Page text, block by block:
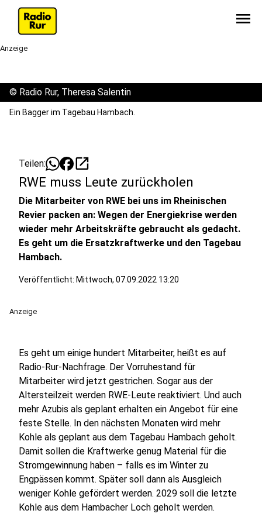
menu
Anzeige
© Radio Rur, Theresa Salentin
Ein Bagger im Tagebau Hambach.
Teilen: open_in_new
RWE muss Leute zurückholen
Die Mitarbeiter von RWE bei uns im Rheinischen
Revier packen an: Wegen der Energiekrise werden
wieder mehr Arbeitskräfte gebraucht als gedacht.
Es geht um die Ersatzkraftwerke und den Tagebau
Hambach.
Veröffentlicht: Mittwoch, 07.09.2022 13:20
Anzeige
Es geht um einige hundert Mitarbeiter, heißt es auf
Radio-Rur-Nachfrage. Der Vorruhestand für
Mitarbeiter wird jetzt gestrichen. Sogar aus der
Altersteilzeit werden RWE-Leute reaktiviert. Und auch
mehr Azubis als geplant erhalten ein Angebot für eine
feste Stelle. In den nächsten Monaten wird mehr
Kohle als geplant aus dem Tagebau Hambach geholt.
Damit sollen die Kraftwerke genug Material für die
Stromgewinnung haben – falls es im Winter zu
Engpässen kommt. Später soll dann als Ausgleich
weniger Kohle gefördert werden. 2029 soll die letzte
Kohle aus dem Hambacher Loch geholt werden.